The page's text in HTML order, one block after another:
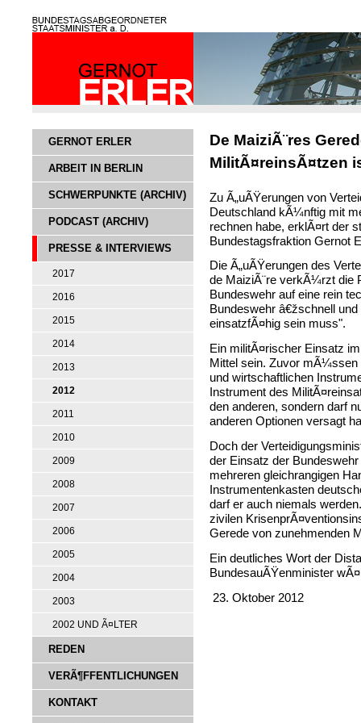
GERNOT ERLER
ARBEIT IN BERLIN
SCHWERPUNKTE (ARCHIV)
PODCAST (ARCHIV)
PRESSE & INTERVIEWS
2017
2016
2015
2014
2013
2012
2011
2010
2009
2008
2007
2006
2005
2004
2003
2002 UND Ã¤LTER
REDEN
VERÃ¶FFENTLICHUNGEN
KONTAKT
De MaiziÃ¨res
MilitÃ¤reinsÃ¤tzen
Zu Ã„uÃŸerungen von
Deutschland kÃ¼nftig mit
rechnen habe, erklÃ¤rt der
Bundestagsfraktion Gernot
Die Ã„uÃŸerungen des
de MaiziÃ¨re verkÃ¼rzt die
Bundeswehr auf eine rein
Bundeswehr â€žschnell
einsatzfÃ¤hig sein muss".
Ein militÃ¤rischer Einsatz
Mittel sein. Zuvor mÃ¼ssen
und wirtschaftlichen
Instrument des
den anderen, sondern darf
anderen Optionen versagt
Doch der
der Einsatz der
mehreren gleichrangigen
Instrumentenkasten
darf er auch niemals
zivilen
Gerede von zunehmenden
Ein deutliches Wort der
BundesauÃŸenminister
23. Oktober 2012